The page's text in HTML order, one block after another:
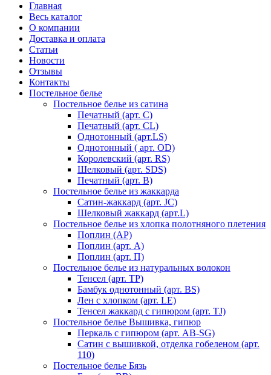
Главная
Весь каталог
О компании
Доставка и оплата
Статьи
Новости
Отзывы
Контакты
Постельное белье
Постельное белье из сатина
Печатный (арт. С)
Печатный (арт. СL)
Однотонный (арт.LS)
Однотонный ( арт. OD)
Королевский (арт. RS)
Шелковый (арт. SDS)
Печатный (арт. В)
Постельное белье из жаккарда
Сатин-жаккард (арт. JC)
Шелковый жаккард (арт.L)
Постельное белье из хлопка полотняного плетения
Поплин (AP)
Поплин (арт. А)
Поплин (арт. П)
Постельное белье из натуральных волокон
Тенсел (арт. ТР)
Бамбук однотонный (арт. BS)
Лен с хлопком (арт. LE)
Тенсел жаккард с гипюром (арт. TJ)
Постельное белье Вышивка, гипюр
Перкаль с гипюром (арт. AB-SG)
Сатин с вышивкой, отделка гобеленом (арт.
110)
Постельное белье Бязь